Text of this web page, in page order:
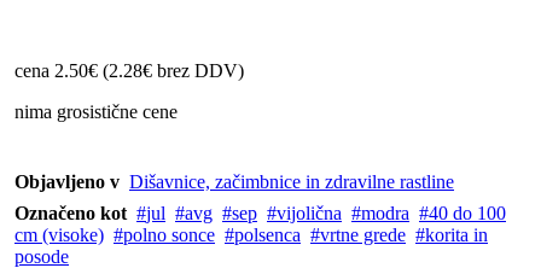
cena 2.50€ (2.28€ brez DDV)
nima grosistične cene
Objavljeno v Dišavnice, začimbnice in zdravilne rastline
Označeno kot
jul avg sep vijolična modra
40 do 100
cm (visoke)
polno sonce polsenca vrtne grede
korita in
posode